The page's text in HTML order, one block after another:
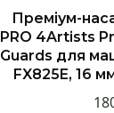
Преміум-
PRO 4Artists
Guards для
FX825E, 16